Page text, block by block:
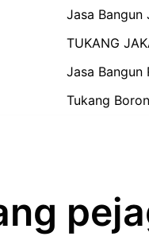
Jasa Bangun
TUKANG
Jasa Bangun
Tukang